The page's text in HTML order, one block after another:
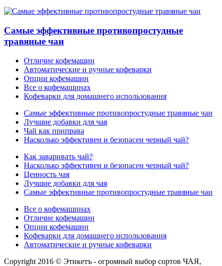
Самые эффективные противопростудные
травяные чаи
Отличие кофемашин
Автоматические и ручные кофеварки
Опции кофемашин
Все о кофемашинах
Кофеварки для домашнего использования
Самые эффективные противопростудные травяные чаи
Лучшие добавки для чая
Чай как приправа
Насколько эффективен и безопасен черный чай?
Как заваривать чай?
Насколько эффективен и безопасен черный чай?
Ценность чая
Лучшие добавки для чая
Самые эффективные противопростудные травяные чаи
Все о кофемашинах
Отличие кофемашин
Опции кофемашин
Кофеварки для домашнего использования
Автоматические и ручные кофеварки
Copyright 2016 © Этикетъ - огромный выбор сортов ЧАЯ,